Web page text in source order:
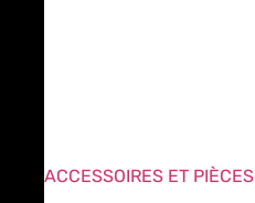
ACCESSOIRES ET PIÈCES